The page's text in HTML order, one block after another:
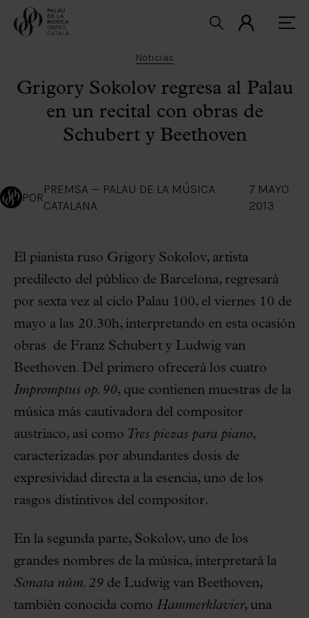
Noticias
Grigory Sokolov regresa al Palau
en un recital con obras de
Schubert y Beethoven
POR
PREMSA — PALAU DE LA MÚSICA
CATALANA
·
7 MAYO
2013
El pianista ruso Grigory Sokolov, artista
predilecto del público de Barcelona, regresará
por sexta vez al ciclo Palau 100, el viernes 10 de
mayo a las 20.30h, interpretando en esta ocasión
obras de Franz Schubert y Ludwig van
Beethoven. Del primero ofrecerá los cuatro
Impromptus op. 90, que contienen muestras de la
música más cautivadora del compositor
austriaco, así como Tres piezas para piano,
caracterizadas por abundantes dosis de
expresividad directa a la esencia, uno de los
rasgos distintivos del compositor.
En la segunda parte, Sokolov, uno de los
grandes nombres de la música, interpretará la
Sonata núm. 29 de Ludwig van Beethoven,
también conocida como Hammerklavier, una